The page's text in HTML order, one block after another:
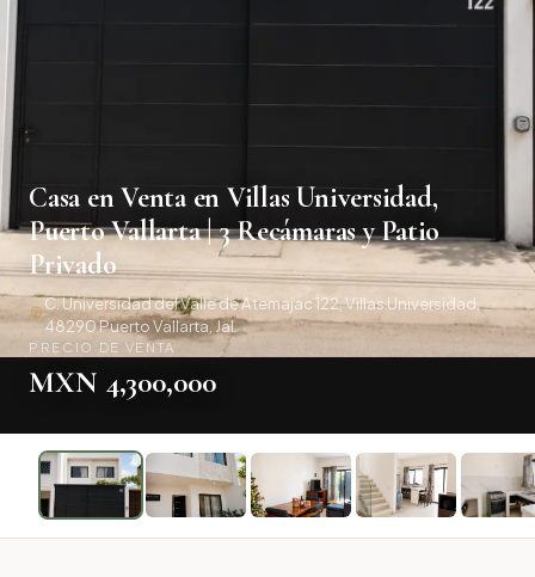
Casa en Venta en Villas Universidad,
Puerto Vallarta | 3 Recámaras y Patio
Privado
C. Universidad del Valle de Atemajac 122, Villas Universidad,
48290 Puerto Vallarta, Jal.
PRECIO DE VENTA
MXN 4,300,000